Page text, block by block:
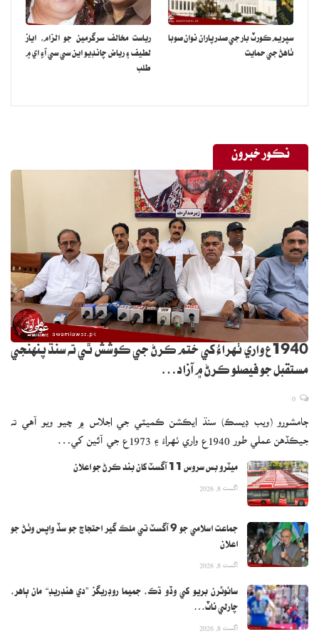
سپريم ڪورٽ بار جي صدر پاران نوان صوبا
ٺاهڻ جي حمايت
رياست مخالف سرگرمين جو الزام، اياز
لطيف ۽ رياض چانڊيو اين سي سي آءِ اي ۾
طلب
نڪور خبرون
1940ع واري ٺهراءُ کي ختم ڪرڻ جي ڪوشش ٿي ته سنڌ پنهنجي
مستقبل جو فيصلو ڪرڻ ۾ آزاد…
ڄامشورو (ويب ڊيسڪ) سنڌ ايڪشن ڪميٽي جي اجلاس ۾ چيو ويو آهي ته
جيڪڏهن عملي طور 1940ع واري ٺهراءُ ۽ 1973ع جي آئين کي…
ميٽرو بس سروس 11 آگسٽ کان بند ڪرڻ جو اعلان
اگست 8, 2026
جماعت اسلامي جو 9 آگسٽ تي ملڪ گير احتجاج جو سڏ واپس وٺڻ جو
اعلان
اگست 8, 2026
سائوٿرن بريو کي وڏو ڌڪ، جميما روڊريگز ”دي هنڊريڊ“ مان ٻاهر،
چارلي ناٽ…
اگست 8, 2026